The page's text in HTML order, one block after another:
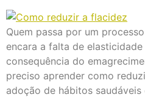
Quem passa por um
encara a falta de
consequência do
preciso aprender como
adoção de hábitos